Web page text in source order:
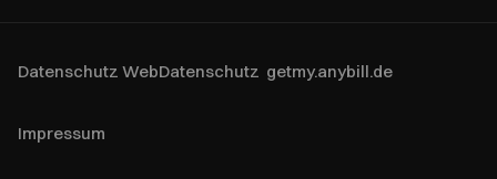
Datenschutz WebDatenschutz getmy.anybill.de
Impressum